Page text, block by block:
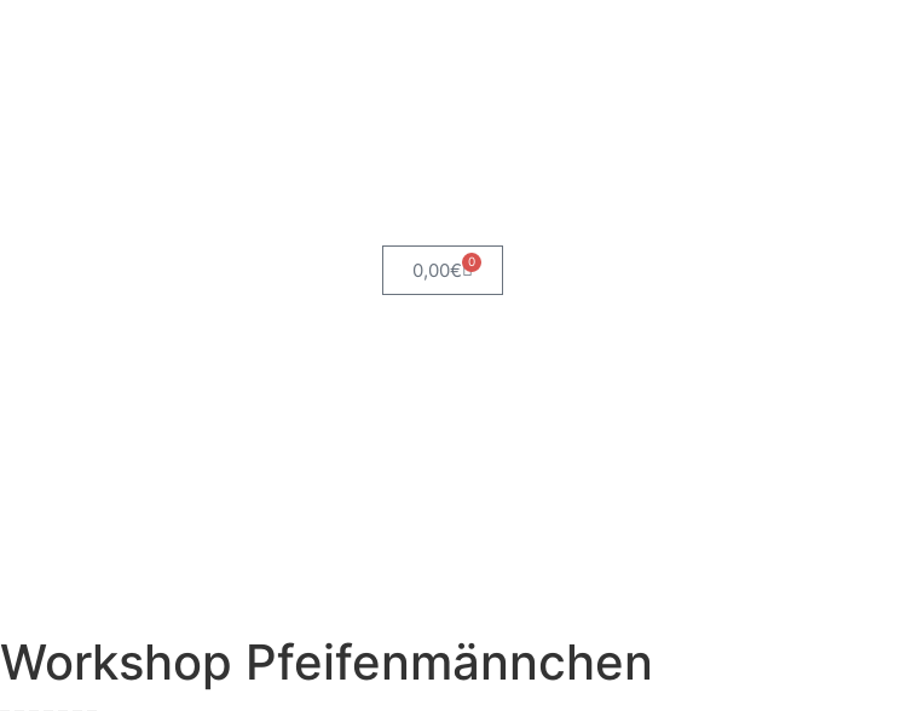
0,00€ 0
Workshop Pfeifenmännchen